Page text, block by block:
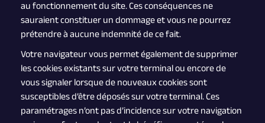
au fonctionnement du site. Ces conséquences ne
sauraient constituer un dommage et vous ne pourrez
prétendre à aucune indemnité de ce fait.
Votre navigateur vous permet également de supprimer
les cookies existants sur votre terminal ou encore de
vous signaler lorsque de nouveaux cookies sont
susceptibles d’être déposés sur votre terminal. Ces
paramétrages n’ont pas d’incidence sur votre navigation